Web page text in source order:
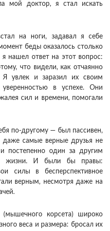
мой доктор, я стал искать
на ноги, задавал я себе
беды оказалось столько
нашел ответ на этот вопрос:
что видели, как отчаянно
увлек и заразил их своим
в успехе. Они
сил и времени, помогали
по-другому — был пассивен,
даже самые верные друзья не
постепенно один за другим
жизни. И были бы правы:
силы в бесперспективное
верным, несмотря даже на
корсета) широко
веса и размера: бросал их